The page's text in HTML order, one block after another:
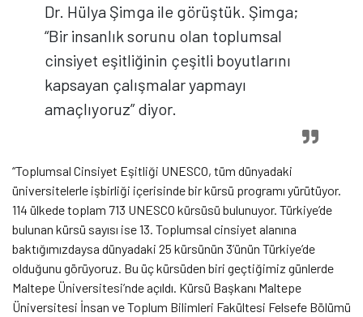
Dr. Hülya Şimga ile görüştük. Şimga;
“Bir insanlık sorunu olan toplumsal
cinsiyet eşitliğinin çeşitli boyutlarını
kapsayan çalışmalar yapmayı
amaçlıyoruz” diyor.
“Toplumsal Cinsiyet Eşitliği UNESCO, tüm dünyadaki
üniversitelerle işbirliği içerisinde bir kürsü programı yürütüyor.
114 ülkede toplam 713 UNESCO kürsüsü bulunuyor. Türkiye’de
bulunan kürsü sayısı ise 13. Toplumsal cinsiyet alanına
baktığımızdaysa dünyadaki 25 kürsünün 3’ünün Türkiye’de
olduğunu görüyoruz. Bu üç kürsüden biri geçtiğimiz günlerde
Maltepe Üniversitesi’nde açıldı. Kürsü Başkanı Maltepe
Üniversitesi İnsan ve Toplum Bilimleri Fakültesi Felsefe Bölümü